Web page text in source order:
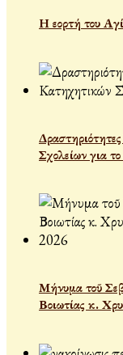
Η εορτή του
Σχολείων για
Μήνυμα τοῦ
Βοιωτίας κ.